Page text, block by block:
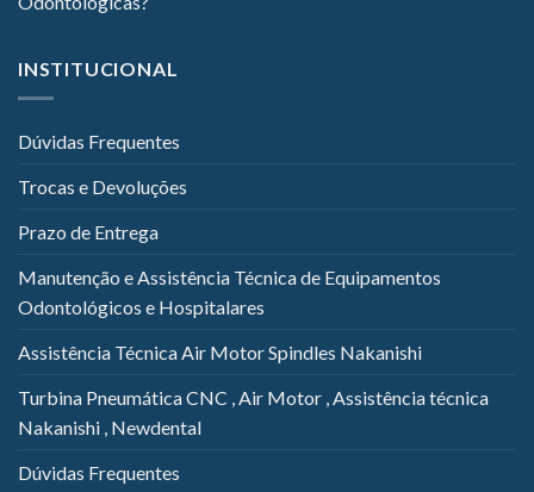
INSTITUCIONAL
Dúvidas Frequentes
Trocas e Devoluções
Prazo de Entrega
Manutenção e Assistência Técnica de Equipamentos
Odontológicos e Hospitalares
Assistência Técnica Air Motor Spindles Nakanishi
Turbina Pneumática CNC , Air Motor , Assistência técnica
Nakanishi , Newdental
Dúvidas Frequentes